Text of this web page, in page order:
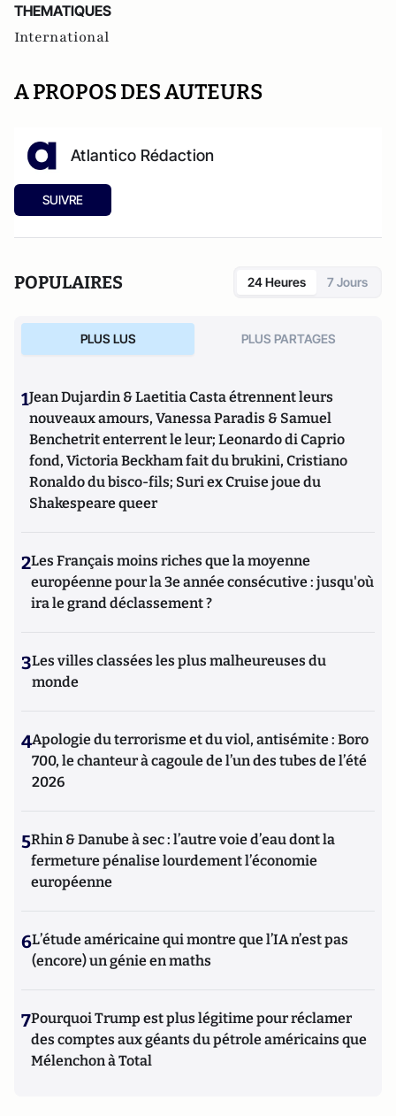
THEMATIQUES
International
A PROPOS DES AUTEURS
Atlantico Rédaction
SUIVRE
POPULAIRES 24 Heures 7 Jours
PLUS LUS PLUS PARTAGES
1Jean Dujardin & Laetitia Casta étrennent leurs
nouveaux amours, Vanessa Paradis & Samuel
Benchetrit enterrent le leur; Leonardo di Caprio
fond, Victoria Beckham fait du brukini, Cristiano
Ronaldo du bisco-fils; Suri ex Cruise joue du
Shakespeare queer
2Les Français moins riches que la moyenne
européenne pour la 3e année consécutive : jusqu'où
ira le grand déclassement ?
3Les villes classées les plus malheureuses du
monde
4Apologie du terrorisme et du viol, antisémite : Boro
700, le chanteur à cagoule de l’un des tubes de l’été
2026
5Rhin & Danube à sec : l’autre voie d’eau dont la
fermeture pénalise lourdement l’économie
européenne
6L’étude américaine qui montre que l’IA n’est pas
(encore) un génie en maths
7Pourquoi Trump est plus légitime pour réclamer
des comptes aux géants du pétrole américains que
Mélenchon à Total